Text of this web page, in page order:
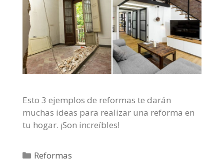
Esto 3 ejemplos de reformas te darán
muchas ideas para realizar una reforma en
tu hogar. ¡Son increíbles!
C
Reformas